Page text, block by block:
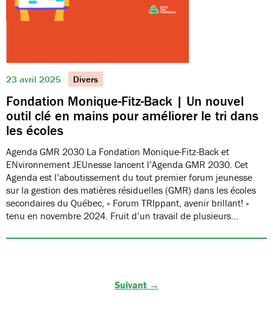
23 avril 2025 Divers
Fondation Monique-Fitz-Back | Un nouvel
outil clé en mains pour améliorer le tri dans
les écoles
Agenda GMR 2030 La Fondation Monique-Fitz-Back et
ENvironnement JEUnesse lancent l’Agenda GMR 2030. Cet
Agenda est l’aboutissement du tout premier forum jeunesse
sur la gestion des matières résiduelles (GMR) dans les écoles
secondaires du Québec, « Forum TRIppant, avenir brillant! »
tenu en novembre 2024. Fruit d’un travail de plusieurs…
Suivant →